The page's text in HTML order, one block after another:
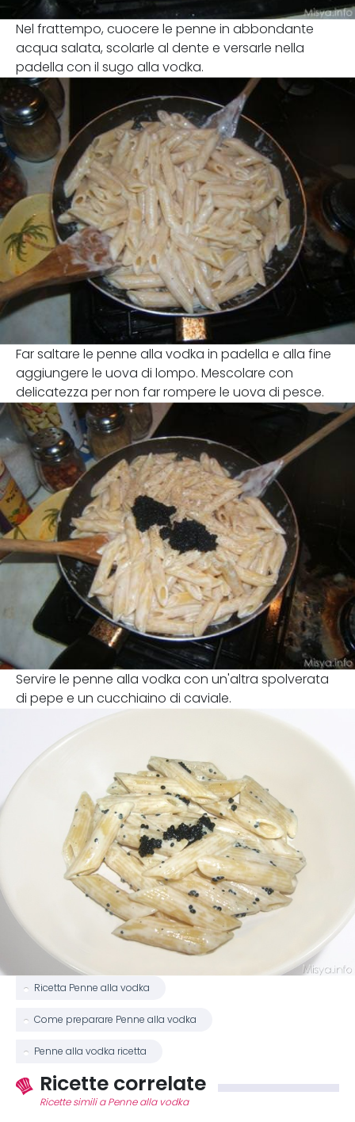
Nel frattempo, cuocere le penne in abbondante
acqua salata, scolarle al dente e versarle nella
padella con il sugo alla vodka.
Far saltare le penne alla vodka in padella e alla fine
aggiungere le uova di lompo. Mescolare con
delicatezza per non far rompere le uova di pesce.
Servire le penne alla vodka con un'altra spolverata
di pepe e un cucchiaino di caviale.
Ricetta Penne alla vodka
Come preparare Penne alla vodka
Penne alla vodka ricetta
Ricette correlate
Ricette simili a Penne alla vodka